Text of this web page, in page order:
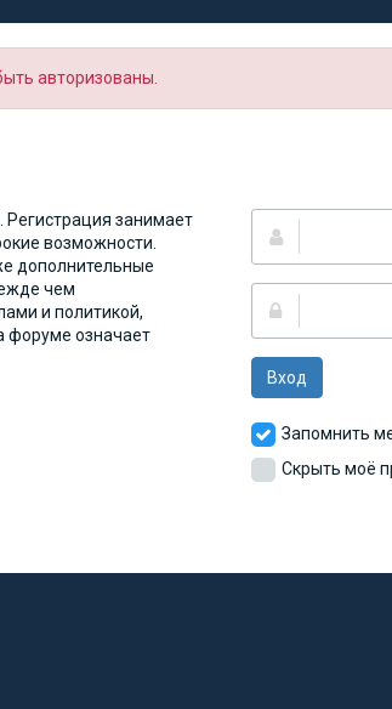
авторизованы.
занимает
возможности.
дополнительные
чем
и политикой,
форуме означает
Вход
Запомнить
Скрыть моё